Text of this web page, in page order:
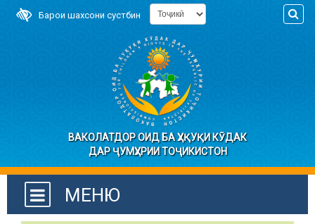
Барои шахсони сустбин
ВАКОЛАТДОР ОИД БА ҲУҚУҚИ КӮДАК
ДАР ҶУМҲУРИИ ТОҶИКИСТОН
МЕНЮ